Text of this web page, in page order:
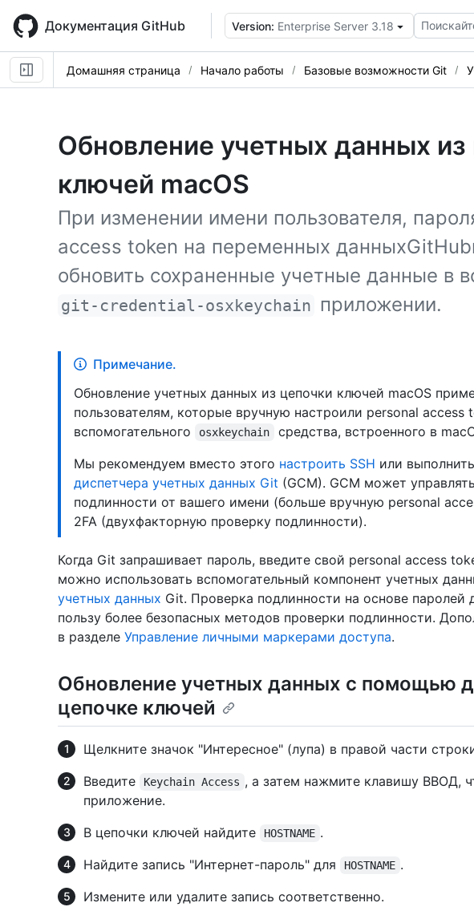
main
content
Документация GitHub Version: Enterprise Server 3.18
Домашняя страница Начало работы Базовые возможности Git
Обновление учетных данных из
ключей macOS
При изменении имени пользователя,
access token на переменных
обновить сохраненные учетные данные в
git-credential-osxkeychain приложении.
Примечание.
Обновление учетных данных из цепочки ключей macOS
пользователям, которые вручную настроили personal
вспомогательного
osxkeychain
средства, встроенного в
Мы рекомендуем вместо этого настроить SSH или
диспетчера учетных данных Git (GCM). GCM может
подлинности от вашего имени (больше вручную personal
2FA (двухфакторную проверку подлинности).
Когда Git запрашивает пароль, введите свой personal access
можно использовать вспомогательный компонент учетных
учетных данных Git. Проверка подлинности на основе паролей
пользу более безопасных методов проверки подлинности.
в разделе Управление личными маркерами доступа.
Обновление учетных данных с помощью
цепочке ключей
Щелкните значок "Интересное" (лупа) в правой части
Введите
Keychain Access , а затем нажмите клавишу ВВОД,
приложение.
В цепочки ключей найдите
HOSTNAME .
Найдите запись "Интернет-пароль" для
HOSTNAME .
Измените или удалите запись соответственно.